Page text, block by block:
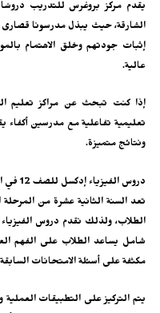
الشارقة، حيث يبذل مدرسونا
إثبات جودتهم وخلق الاهتمام
عالية.
إذا كنت تبحث عن مراكز تعليم
تعليمية تفاعلية مع مدرسين أكفاء
ونتائج متميزة.
دروس الفيزياء إدكسل للصف 12 في الشارقة – التميز في التعليم
تعد السنة الثانية عشرة من
شامل يساعد الطلاب على الفهم
مكثفة على أسئلة الامتحانات
يتم التركيز على التطبيقات